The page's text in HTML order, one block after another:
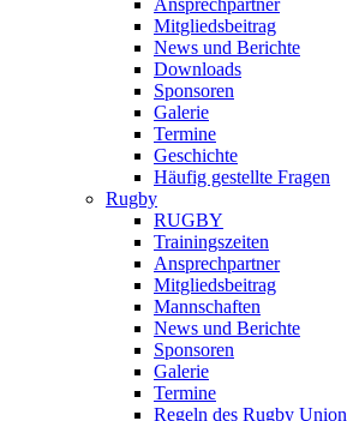
Ansprechpartner
Mitgliedsbeitrag
News und Berichte
Downloads
Sponsoren
Galerie
Termine
Geschichte
Häufig gestellte Fragen
Rugby
RUGBY
Trainingszeiten
Ansprechpartner
Mitgliedsbeitrag
Mannschaften
News und Berichte
Sponsoren
Galerie
Termine
Regeln des Rugby Union